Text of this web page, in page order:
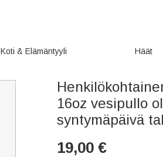
Koti & Elämäntyyli Häät
16oz vesipullo
syntymäpäivä
19,00 €